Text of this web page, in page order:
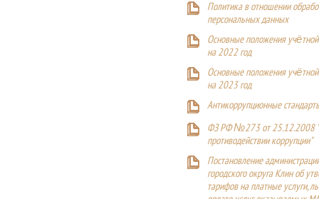
Политика в отношении
персональных данных
Основные положения
на 2022 год
Основные положения
на 2023 год
Антикоррупционные
ФЗ РФ №273 от 25.12.2008
противодействии коррупции"
Постановление
городского округа Клин об
тарифов на платные услуги,